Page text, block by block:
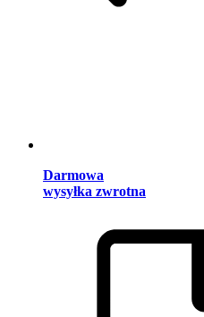
Darmowa
wysyłka zwrotna